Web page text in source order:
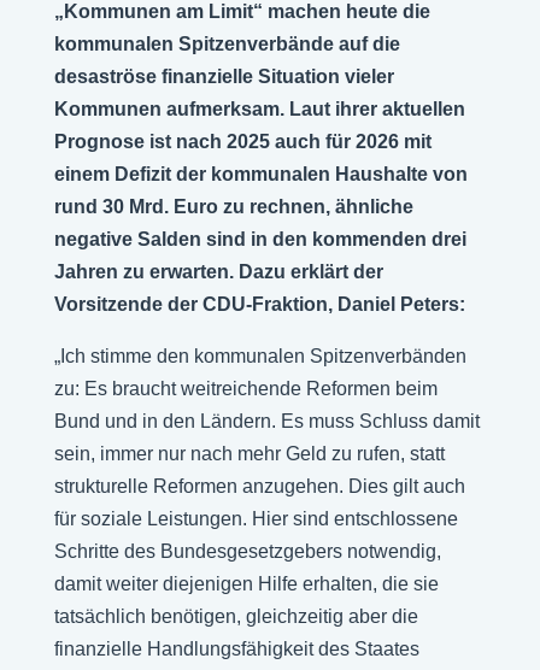
„Kommunen am Limit“ machen heute die
kommunalen Spitzenverbände auf die
desaströse finanzielle Situation vieler
Kommunen aufmerksam. Laut ihrer aktuellen
Prognose ist nach 2025 auch für 2026 mit
einem Defizit der kommunalen Haushalte von
rund 30 Mrd. Euro zu rechnen, ähnliche
negative Salden sind in den kommenden drei
Jahren zu erwarten. Dazu erklärt der
Vorsitzende der CDU-Fraktion, Daniel Peters:
„Ich stimme den kommunalen Spitzenverbänden
zu: Es braucht weitreichende Reformen beim
Bund und in den Ländern. Es muss Schluss damit
sein, immer nur nach mehr Geld zu rufen, statt
strukturelle Reformen anzugehen. Dies gilt auch
für soziale Leistungen. Hier sind entschlossene
Schritte des Bundesgesetzgebers notwendig,
damit weiter diejenigen Hilfe erhalten, die sie
tatsächlich benötigen, gleichzeitig aber die
finanzielle Handlungsfähigkeit des Staates